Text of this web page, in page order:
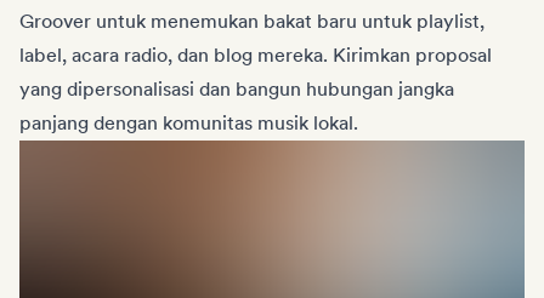
Groover untuk menemukan bakat baru untuk playlist,
label, acara radio, dan blog mereka. Kirimkan proposal
yang dipersonalisasi dan bangun hubungan jangka
panjang dengan komunitas musik lokal.